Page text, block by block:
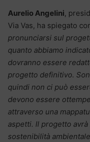
Aurelio Angelini,
Via Vas, ha spiegato
pronunciarsi sul
quanto abbiamo
dovranno essere
progetto definitivo.
quindi non ci può
devono essere
attraverso una
aspetti. Il progetto
sostenibilità ambientale